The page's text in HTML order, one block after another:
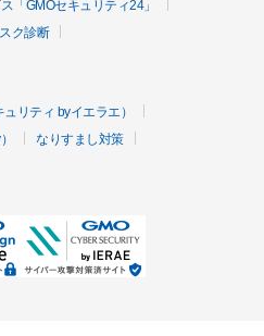
「GMOセキュリティ24」
ク診断
リティ byイエラエ）
なりすまし対策